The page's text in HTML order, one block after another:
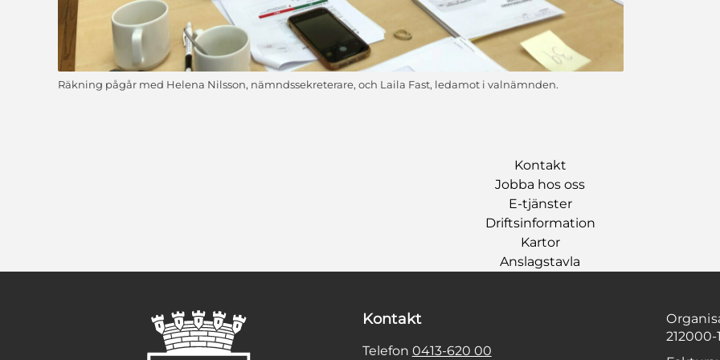
Räkning pågår med Helena Nilsson, nämndssekreterare, och Laila Fast, ledamot i valnämnden.
Kontakt
Jobba hos oss
E-tjänster
Driftsinformation
Kartor
Anslagstavla
Kontakt
Telefon 0413-620 00
212000-